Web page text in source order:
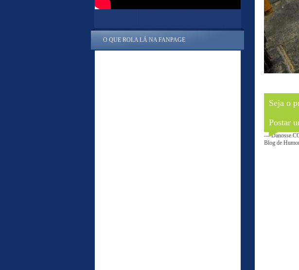
Seja o
Postar
---
Blog de
O QUE ROLA LÁ NA FANPAGE